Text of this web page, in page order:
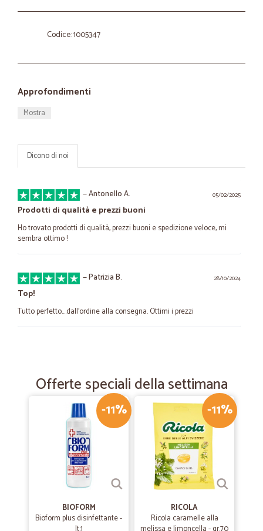
Codice: 1005347
Approfondimenti
Mostra
Dicono di noi
05/02/2025
—Antonello A.
Prodotti di qualità e prezzi buoni
Ho trovato prodotti di qualità, prezzi buoni e spedizione veloce, mi
sembra ottimo !
28/10/2024
—Patrizia B.
Top!
Tutto perfetto….dall’ordine alla consegna. Ottimi i prezzi
Preciso e velocissimo: ottimo rapporto qualità prezzo
31/03/2021
— Paola C.
Ottimo servizio!
Ottimo servizio! Precisi, cortesi e solleciti nelle comunicazioni
consegna puntuale e impeccabile !!! Consigliatissimo
—Fausto S.
Ottimo sevizio
Offerte speciali della settimana
-11%
BIOFORM
Bioform plus disinfettante -
-11%
RICOLA
Ricola caramelle alla